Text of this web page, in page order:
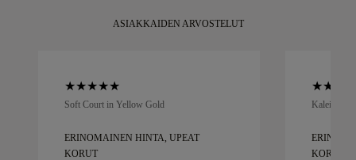
ASIAKKAIDEN ARVOSTELUT
Soft Court in Yellow Gold
ERINOMAINEN HINTA, UPEAT
KORUT
Kaleida
KORUT